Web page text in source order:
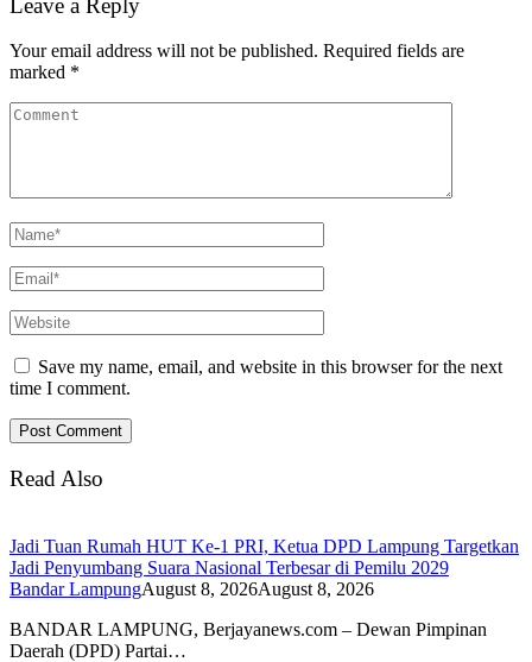
Your email address will not be published. Required fields are
marked *
Save my name, email, and website in this browser for the next
time I comment.
Read Also
Jadi Tuan Rumah HUT Ke-1 PRI, Ketua DPD Lampung Targetkan
Jadi Penyumbang Suara Nasional Terbesar di Pemilu 2029
Bandar LampungAugust 8, 2026August 8, 2026
BANDAR LAMPUNG, Berjayanews.com – Dewan Pimpinan
Daerah (DPD) Partai…